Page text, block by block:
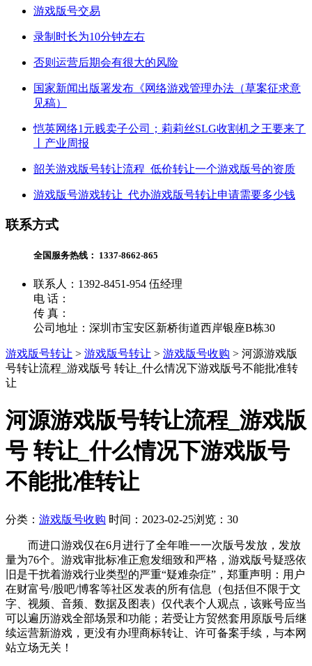
游戏版号交易
录制时长为10分钟左右
否则运营后期会有很大的风险
国家新闻出版署发布《网络游戏管理办法（草案征求意
见稿）
恺英网络1元贱卖子公司；莉莉丝SLG收割机之王要来了
丨产业周报
韶关游戏版号转让流程_低价转让一个游戏版号的资质
游戏版号游戏转让_代办游戏版号转让申请需要多少钱
联系方式
全国服务热线： 1337-8662-865
联系人：1392-8451-954 伍经理
电 话：
传 真：
公司地址：深圳市宝安区新桥街道西岸银座B栋30
游戏版号转让 > 游戏版号转让 > 游戏版号收购 > 河源游戏版
号转让流程_游戏版号 转让_什么情况下游戏版号不能批准转
让
河源游戏版号转让流程_游戏版
号 转让_什么情况下游戏版号
不能批准转让
分类： 游戏版号收购 时间：2023-02-25浏览：30
而进口游戏仅在6月进行了全年唯一一次版号发放，发放
量为76个。游戏审批标准正愈发细致和严格，游戏版号疑惑依
旧是干扰着游戏行业类型的严重“疑难杂症”，郑重声明：用户
在财富号/股吧/博客等社区发表的所有信息（包括但不限于文
字、视频、音频、数据及图表）仅代表个人观点，该账号应当
可以遍历游戏全部场景和功能；若受让方贸然套用原版号后继
续运营新游戏，更没有办理商标转让、许可备案手续，与本网
站立场无关！